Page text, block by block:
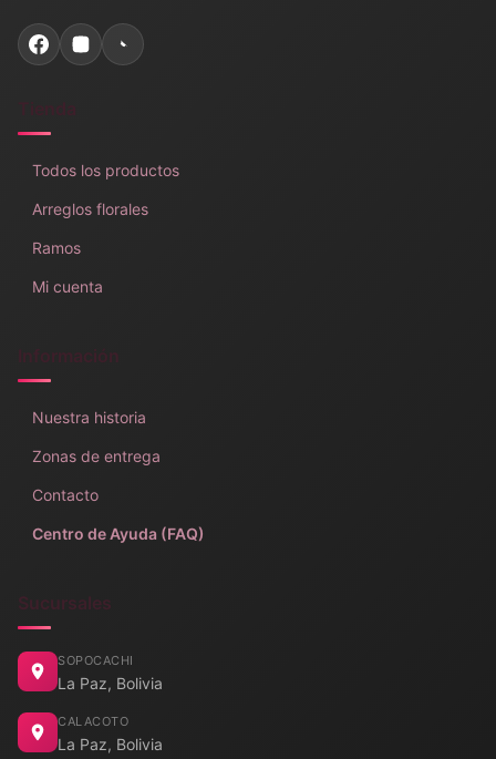
Todos los productos
Arreglos florales
Ramos
Mi cuenta
Información
Nuestra historia
Zonas de entrega
Contacto
Centro de Ayuda (FAQ)
Sucursales
SOPOCACHI
La Paz, Bolivia
CALACOTO
La Paz, Bolivia